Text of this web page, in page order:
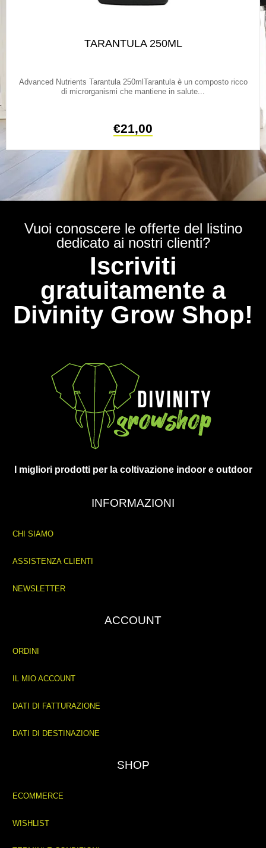
TARANTULA 250ML
Advanced Nutrients Tarantula 250mlTarantula è un composto ricco
di microrganismi che mantiene in salute...
€21,00
Vuoi conoscere le offerte del listino
dedicato ai nostri clienti?
Iscriviti
gratuitamente a
Divinity Grow Shop!
I migliori prodotti per la coltivazione indoor e outdoor
INFORMAZIONI
CHI SIAMO
ASSISTENZA CLIENTI
NEWSLETTER
ACCOUNT
ORDINI
IL MIO ACCOUNT
DATI DI FATTURAZIONE
DATI DI DESTINAZIONE
SHOP
ECOMMERCE
WISHLIST